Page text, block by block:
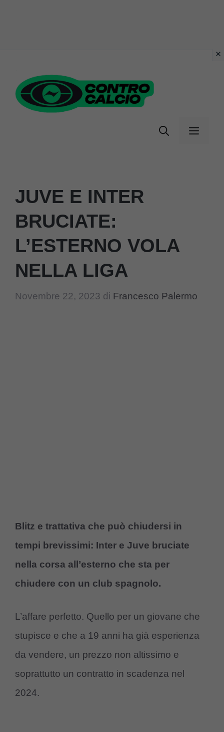
contenuto
Menu
JUVE E INTER
BRUCIATE:
L’ESTERNO VOLA
NELLA LIGA
Novembre 22, 2023 di Francesco Palermo
Blitz e trattativa che può chiudersi in
tempi brevissimi: Inter e Juve bruciate
nella corsa all’esterno che sta per
chiudere con un club spagnolo.
L’affare perfetto. Quello per un giovane che
stupisce e che a 19 anni ha già esperienza
da vendere, un prezzo non altissimo e
soprattutto un contratto in scadenza nel
2024.